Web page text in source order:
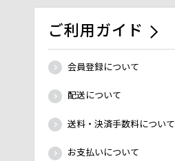
ご利用ガイド
会員登録について
配送について
送料・決済手数料について
お支払いについて